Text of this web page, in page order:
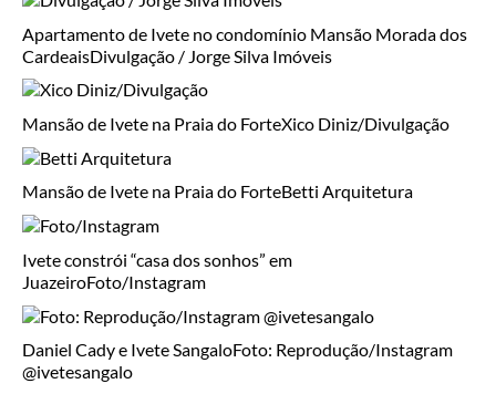
Apartamento de Ivete no condomínio Mansão Morada dos
CardeaisDivulgação / Jorge Silva Imóveis
Mansão de Ivete na Praia do ForteXico Diniz/Divulgação
Mansão de Ivete na Praia do ForteBetti Arquitetura
Ivete constrói “casa dos sonhos” em
JuazeiroFoto/Instagram
Daniel Cady e Ivete SangaloFoto: Reprodução/Instagram
@ivetesangalo